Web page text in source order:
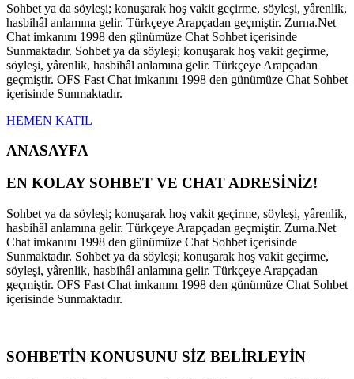
Sohbet ya da söyleşi; konuşarak hoş vakit geçirme, söyleşi, yârenlik,
hasbihâl anlamına gelir. Türkçeye Arapçadan geçmiştir. Zurna.Net
Chat imkanını 1998 den günümüze Chat Sohbet içerisinde
Sunmaktadır. Sohbet ya da söyleşi; konuşarak hoş vakit geçirme,
söyleşi, yârenlik, hasbihâl anlamına gelir. Türkçeye Arapçadan
geçmiştir. OFS Fast Chat imkanını 1998 den günümüze Chat Sohbet
içerisinde Sunmaktadır.
HEMEN KATIL
ANASAYFA
EN KOLAY SOHBET VE CHAT ADRESİNİZ!
Sohbet ya da söyleşi; konuşarak hoş vakit geçirme, söyleşi, yârenlik,
hasbihâl anlamına gelir. Türkçeye Arapçadan geçmiştir. Zurna.Net
Chat imkanını 1998 den günümüze Chat Sohbet içerisinde
Sunmaktadır. Sohbet ya da söyleşi; konuşarak hoş vakit geçirme,
söyleşi, yârenlik, hasbihâl anlamına gelir. Türkçeye Arapçadan
geçmiştir. OFS Fast Chat imkanını 1998 den günümüze Chat Sohbet
içerisinde Sunmaktadır.
SOHBETİN KONUSUNU SİZ BELİRLEYİN